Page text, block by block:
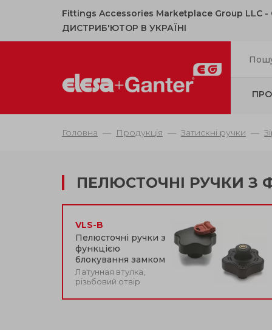
Fittings Accessories Marketplace Group LLC
ДИСТРИБ'ЮТОР В УКРАЇНІ
Головна Продукція Затискні ручки
ПЕЛЮСТОЧНІ РУЧКИ З
VLS-B
Пелюсточні ручки з
функцією
блокування замком
Латунная втулка,
різьбовий отвір